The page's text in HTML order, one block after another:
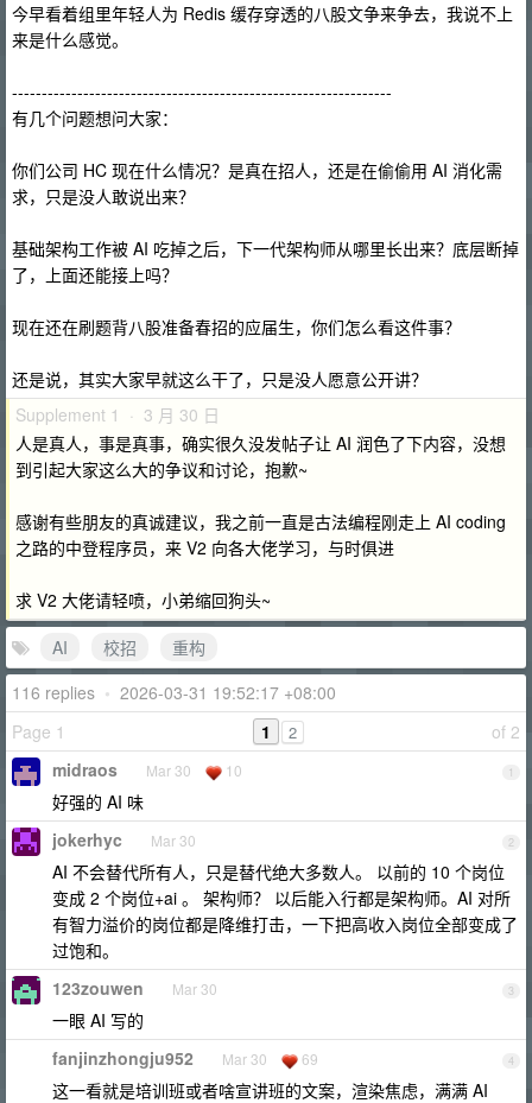
今早看着组里年轻人为 Redis 缓存穿透的八股文争来争去，我说不上
来是什么感觉。
----------------------------------------------------------------
有几个问题想问大家：
你们公司 HC 现在什么情况？是真在招人，还是在偷偷用 AI 消化需
求，只是没人敢说出来？
基础架构工作被 AI 吃掉之后，下一代架构师从哪里长出来？底层断掉
了，上面还能接上吗？
现在还在刷题背八股准备春招的应届生，你们怎么看这件事？
还是说，其实大家早就这么干了，只是没人愿意公开讲？
Supplement 1 · 3 月 30 日
人是真人，事是真事，确实很久没发帖子让 AI 润色了下内容，没想
到引起大家这么大的争议和讨论，抱歉~
感谢有些朋友的真诚建议，我之前一直是古法编程刚走上 AI coding
之路的中登程序员，来 V2 向各大佬学习，与时俱进
求 V2 大佬请轻喷，小弟缩回狗头~
AI
校招
重构
116 replies • 2026-03-31 19:52:17 +08:00
Page 1
of 2
1 2
1
midraos Mar 30 10
好强的 AI 味
2
jokerhyc Mar 30
AI 不会替代所有人，只是替代绝大多数人。 以前的 10 个岗位
变成 2 个岗位+ai 。 架构师？ 以后能入行都是架构师。AI 对所
有智力溢价的岗位都是降维打击，一下把高收入岗位全部变成了
过饱和。
3
123zouwen Mar 30
一眼 AI 写的
4
fanjinzhongju952 Mar 30 69
这一看就是培训班或者啥宣讲班的文案，渲染焦虑，满满 AI